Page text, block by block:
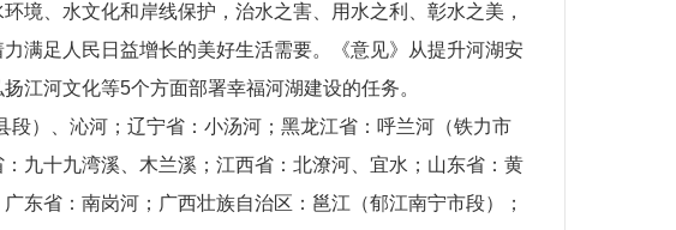
境、水文化和岸线保护，治水之害、用水之利、彰水之美，
满足人民日益增长的美好生活需要。《意见》从提升河湖安
江河文化等5个方面部署幸福河湖建设的任务。
）、沁河；辽宁省：小汤河；黑龙江省：呼兰河（铁力市
九十九湾溪、木兰溪；江西省：北潦河、宜水；山东省：黄
东省：南岗河；广西壮族自治区：邕江（郁江南宁市段）；